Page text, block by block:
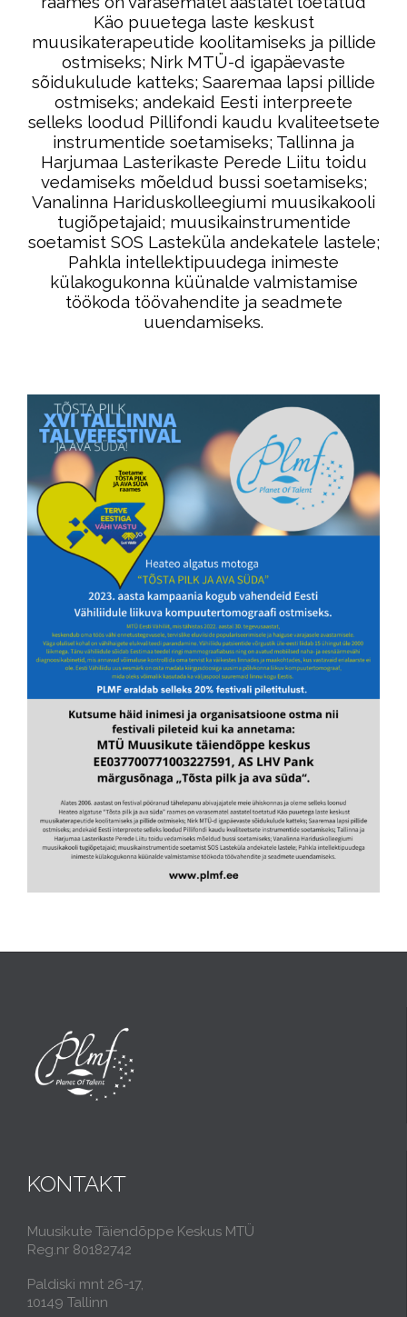
Käo puuetega laste keskust
muusikaterapeutide koolitamiseks ja pillide
ostmiseks; Nirk MTÜ-d igapäevaste
sõidukulude katteks; Saaremaa lapsi pillide
ostmiseks; andekaid Eesti interpreete
selleks loodud Pillifondi kaudu kvaliteetsete
instrumentide soetamiseks; Tallinna ja
Harjumaa Lasterikaste Perede Liitu toidu
vedamiseks mõeldud bussi soetamiseks;
Vanalinna Hariduskolleegiumi muusikakooli
tugiõpetajaid; muusikainstrumentide
soetamist SOS Lasteküla andekatele lastele;
Pahkla intellektipuudega inimeste
külakogukonna küünalde valmistamise
töökoda töövahendite ja seadmete
uuendamiseks.
KONTAKT
Muusikute Täiendõppe Keskus MTÜ
Reg.nr 80182742
Paldiski mnt 26-17,
10149 Tallinn